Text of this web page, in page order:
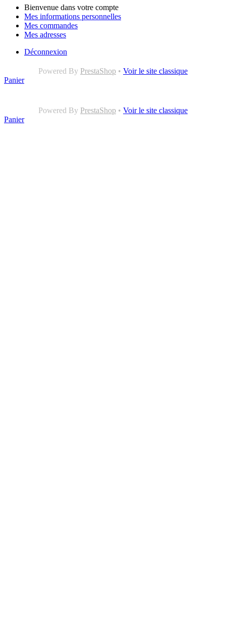
Bienvenue dans votre compte
Mes informations personnelles
Mes commandes
Mes adresses
Déconnexion
Powered By PrestaShop • Voir le site classique
Panier
Powered By PrestaShop • Voir le site classique
Panier